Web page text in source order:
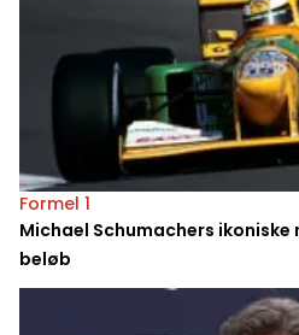
Formel 1
Michael Schumachers
beløb